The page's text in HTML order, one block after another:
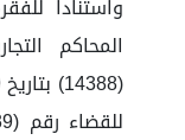
المحاكم